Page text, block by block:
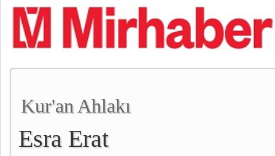
Kur'an Ahlakı
Esra Erat